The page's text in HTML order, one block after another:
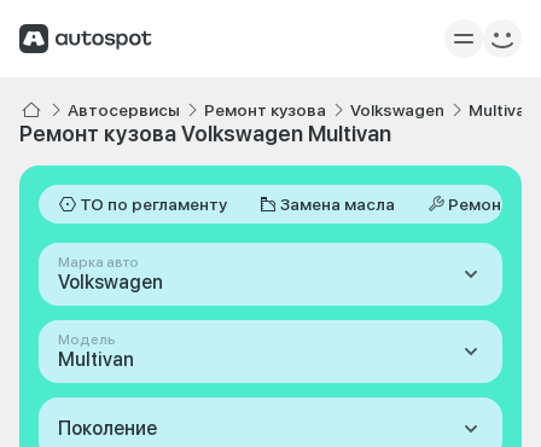
Автосервисы Ремонт кузова Volkswagen Multivan
Ремонт кузова Volkswagen Multivan
ТО по регламенту Замена масла Ремонт
Марка авто
Volkswagen
Модель
Multivan
Поколение